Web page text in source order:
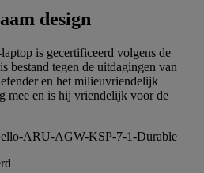
design
is gecertificeerd volgens de
tegen de uitdagingen van
en het milieuvriendelijk
mee en is hij vriendelijk voor de